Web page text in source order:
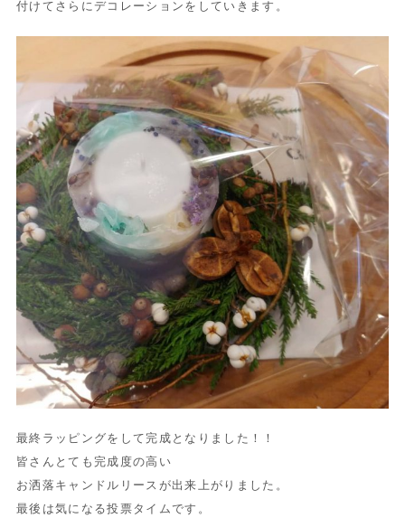
付けてさらにデコレーションをしていきます。
最終ラッピングをして完成となりました！！
皆さんとても完成度の高い
お洒落キャンドルリースが出来上がりました。
最後は気になる投票タイムです。